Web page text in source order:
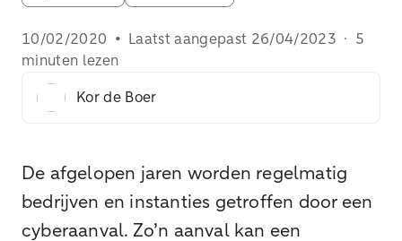
10/02/2020 • Laatst aangepast 26/04/2023 ·
5
minuten lezen
Kor de Boer
De afgelopen jaren worden regelmatig
bedrijven en instanties getroffen door een
cyberaanval. Zo’n aanval kan een